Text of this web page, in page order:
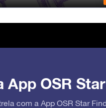
App OSR
com a App OSR Star